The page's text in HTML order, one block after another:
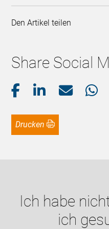
Den Artikel teilen
Share Social
Drucken
Ich habe
ich